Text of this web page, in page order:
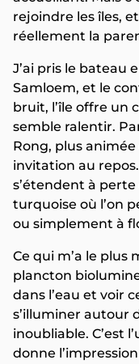
rejoindre les îles,
réellement la
J’ai pris le bateau
Samloem, et le
bruit, l’île offre un
semble ralentir.
Rong, plus
invitation au
s’étendent à
turquoise où l’on
ou simplement à
Ce qui m’a le plus
plancton
dans l’eau et voir
s’illuminer autour
inoubliable. C’est
donne